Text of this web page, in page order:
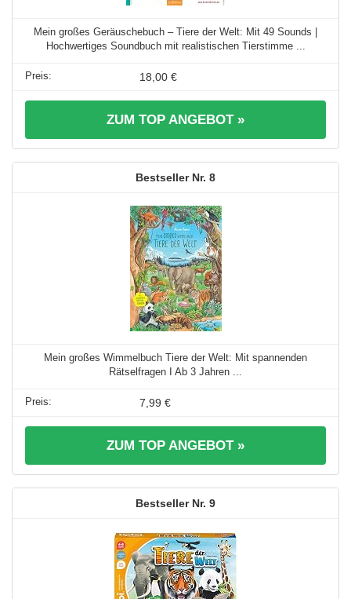
Mein großes Geräuschebuch – Tiere der Welt: Mit 49 Sounds |
Hochwertiges Soundbuch mit realistischen Tierstimme ...
18,00 €
ZUM TOP ANGEBOT »
8
Mein großes Wimmelbuch Tiere der Welt: Mit spannenden
Rätselfragen I Ab 3 Jahren ...
7,99 €
ZUM TOP ANGEBOT »
9